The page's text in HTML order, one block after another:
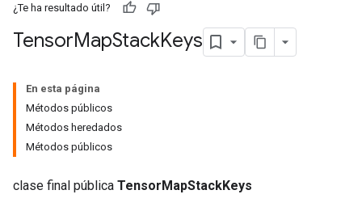
¿Te ha resultado útil?
TensorMapStackKeys
En esta página
Métodos públicos
Métodos heredados
Métodos públicos
clase final pública TensorMapStackKeys